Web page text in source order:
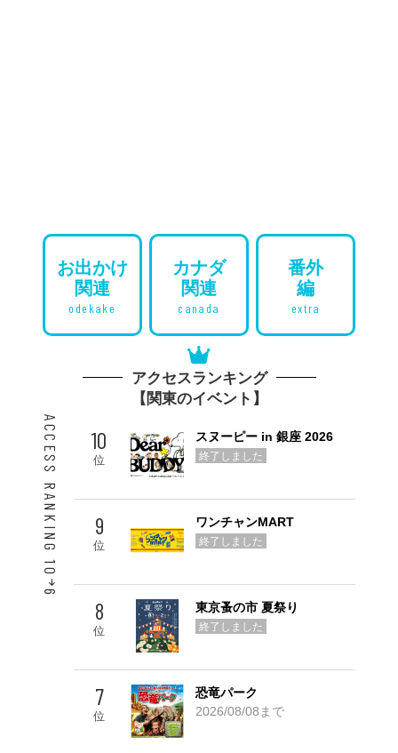
お出かけ
関連
odekake
カナダ
関連
canada
番外
編
extra
アクセスランキング
【関東のイベント】
ACCESS RANKING 10
6
10
位
スヌーピー in 銀座 2026
終了しました
9
位
ワンチャンMART
終了しました
8
位
東京蚤の市 夏祭り
終了しました
7
位
恐竜パーク
2026/08/08まで